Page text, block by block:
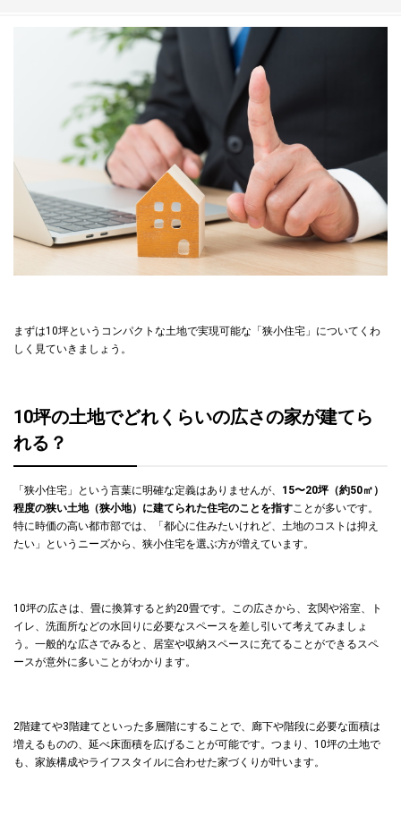
狭小住宅を建てる前に知っておきたいデメリット・注意点
居住スペースが狭くなる
建築コストがかかる場合がある（防音・耐震など）
駐車場（ガレージ）の確保が必要になる
10坪の狭小住宅で快適に暮らすための間取りの工夫
効率的な動線設計の設計
吹き抜けやスキップフロアで開放感を演出
廊下を極力減らして居住スペースを最大限に確保
まとめ｜10坪の土地で理想の狭小住宅を建てよう
まずは10坪というコンパクトな土地で実現可能な「狭小住宅」についてくわ
しく見ていきましょう。
10坪の土地でどれくらいの広さの家が建てら
れる？
「狭小住宅」という言葉に明確な定義はありませんが、 15〜20坪（約50㎡）
程度の狭い土地（狭小地）に建てられた住宅のことを指すことが多いです。
特に時価の高い都市部では、「都心に住みたいけれど、土地のコストは抑え
たい」というニーズから、狭小住宅を選ぶ方が増えています。
10坪の広さは、畳に換算すると約20畳です。この広さから、玄関や浴室、ト
イレ、洗面所などの水回りに必要なスペースを差し引いて考えてみましょ
う。一般的な広さでみると、居室や収納スペースに充てることができるスペ
ースが意外に多いことがわかります。
2階建てや3階建てといった多層階にすることで、廊下や階段に必要な面積は
増えるものの、延べ床面積を広げることが可能です。つまり、10坪の土地で
も、家族構成やライフスタイルに合わせた家づくりが叶います。